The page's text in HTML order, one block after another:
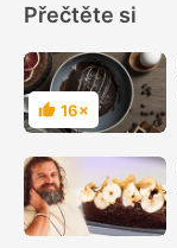
Přečtěte si
Hodnocení
16×